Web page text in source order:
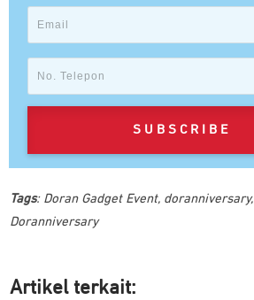
SUBSCRIBE
Tags: Doran Gadget Event, doranniversary,
Doranniversary
Artikel terkait: